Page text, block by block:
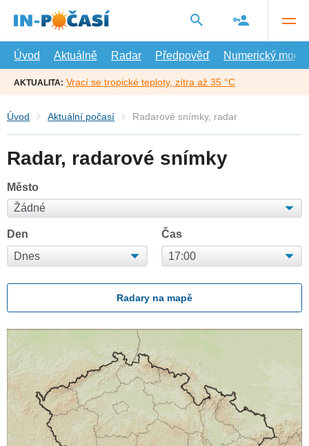
hlavní
Úvod
Aktuálně Radar Předpověď Numerický model
AKTUALITA: Vrací se tropické teploty, zítra až 35 °C
Úvod Aktuální počasí Radarové snímky, radar
Radar, radarové snímky
Město
Den Čas
Radary na mapě